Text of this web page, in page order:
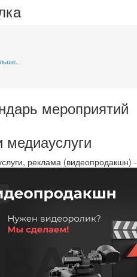
мероприятий
реклама (видеопродакшн) -